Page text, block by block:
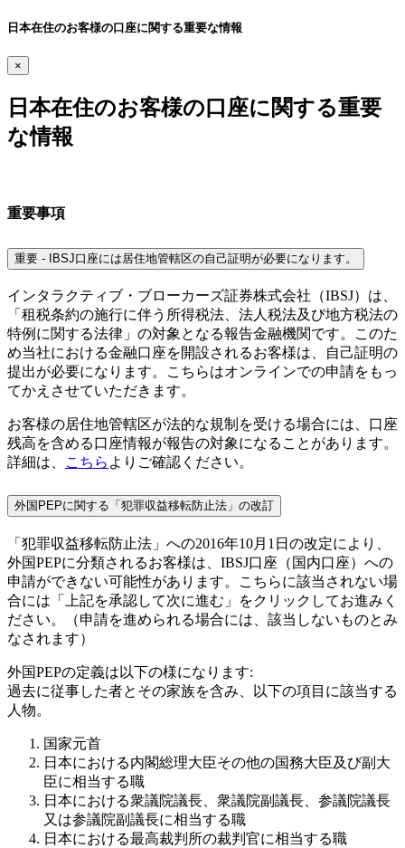
日本在住のお客様の口座に関する重要な情報
×
日本在住のお客様の口座に関する重要
な情報
重要事項
重要 - IBSJ口座には居住地管轄区の自己証明が必要になります。
インタラクティブ・ブローカーズ証券株式会社（IBSJ）は、
「租税条約の施行に伴う所得税法、法人税法及び地方税法の
特例に関する法律」の対象となる報告金融機関です。このた
め当社における金融口座を開設されるお客様は、自己証明の
提出が必要になります。こちらはオンラインでの申請をもっ
てかえさせていただきます。
お客様の居住地管轄区が法的な規制を受ける場合には、口座
残高を含める口座情報が報告の対象になることがあります。
詳細は、
こちら よりご確認ください。
外国PEPに関する「犯罪収益移転防止法」の改訂
「犯罪収益移転防止法」への2016年10月1日の改定により、
外国PEPに分類されるお客様は、IBSJ口座（国内口座）への
申請ができない可能性があります。こちらに該当されない場
合には「上記を承認して次に進む」をクリックしてお進みく
ださい。（申請を進められる場合には、該当しないものとみ
なされます）
外国PEPの定義は以下の様になります:
過去に従事した者とその家族を含み、以下の項目に該当する
人物。
国家元首
日本における内閣総理大臣その他の国務大臣及び副大
臣に相当する職
日本における衆議院議長、衆議院副議長、参議院議長
又は参議院副議長に相当する職
日本における最高裁判所の裁判官に相当する職